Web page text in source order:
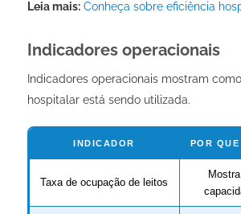
Leia mais: Conheça sobre eficiência
Indicadores operacionais
Indicadores operacionais mostram
hospitalar está sendo utilizada.
INDICADOR POR
Taxa de ocupação de leitos